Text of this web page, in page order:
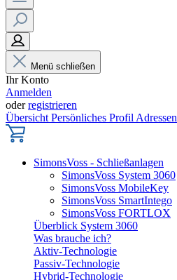
Menü schließen
Ihr Konto
Anmelden
oderregistrieren
Übersicht Persönliches Profil Adressen
SimonsVoss - Schließanlagen
SimonsVoss System 3060
SimonsVoss MobileKey
SimonsVoss SmartIntego
SimonsVoss FORTLOX
Überblick System 3060
Was brauche ich?
Aktiv-Technologie
Passiv-Technologie
Hybrid-Technologie